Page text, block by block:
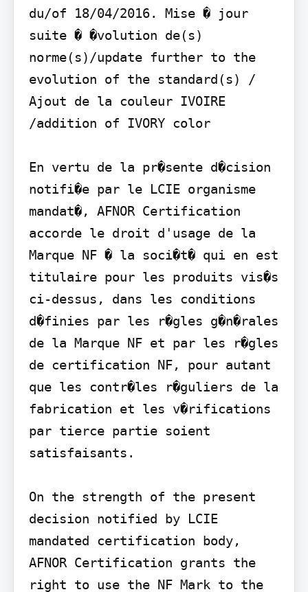
du/of 18/04/2016. Mise � jour
suite � �volution de(s)
norme(s)/update further to the
evolution of the standard(s) /
Ajout de la couleur IVOIRE
/addition of IVORY color
En vertu de la pr�sente d�cision
notifi�e par le LCIE organisme
mandat�, AFNOR Certification
accorde le droit d'usage de la
Marque NF � la soci�t� qui en est
titulaire pour les produits vis�s
ci-dessus, dans les conditions
d�finies par les r�gles g�n�rales
de la Marque NF et par les r�gles
de certification NF, pour autant
que les contr�les r�guliers de la
fabrication et les v�rifications
par tierce partie soient
satisfaisants.
On the strength of the present
decision notified by LCIE
mandated certification body,
AFNOR Certification grants the
right to use the NF Mark to the